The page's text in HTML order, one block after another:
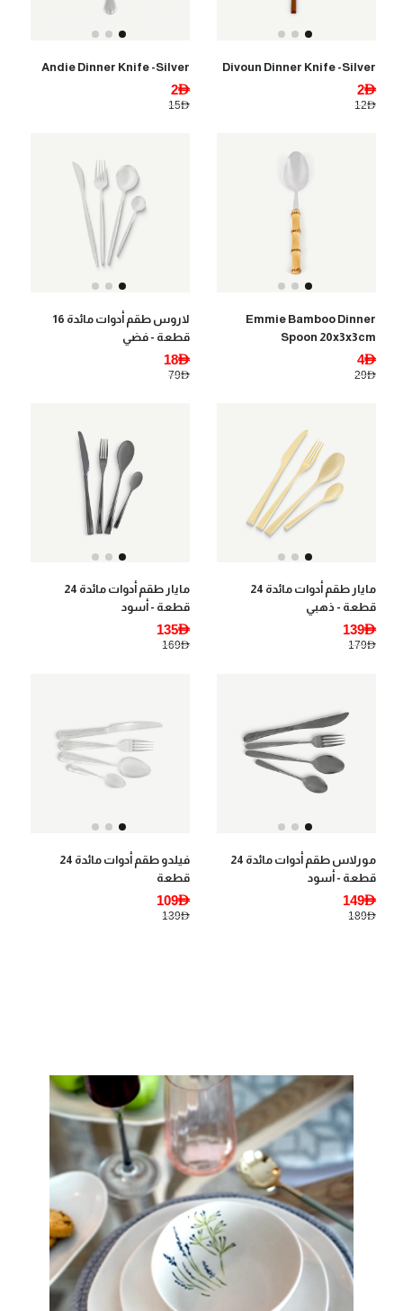
Divoun Dinner Knife -Silver
2AED
12AED
Andie Dinner Knife -Silver
2AED
15AED
Emmie Bamboo Dinner
Spoon 20x3x3cm
4AED
29AED
لاروس طقم أدوات مائدة 16
قطعة - فضي
18AED
79AED
مايار طقم أدوات مائدة 24
قطعة - ذهبي
139AED
179AED
مايار طقم أدوات مائدة 24
قطعة - أسود
135AED
169AED
مورلاس طقم أدوات مائدة 24
قطعة - أسود
149AED
189AED
فيلدو طقم أدوات مائدة 24
قطعة
109AED
139AED